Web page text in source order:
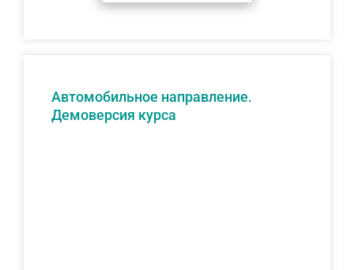
Автомобильное направление.
Демоверсия курса